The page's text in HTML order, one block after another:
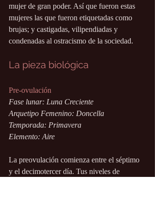
mujer de gran poder. Así que fueron estas
mujeres las que fueron etiquetadas como
brujas; y castigadas, vilipendiadas y
condenadas al ostracismo de la sociedad.
La pieza biológica
Pre-ovulación
Fase lunar: Luna Creciente
Arquetipo Femenino: Doncella
Temporada: Primavera
Elemento: Aire
La preovulación comienza entre el séptimo
y el decimotercer día. Tus niveles de